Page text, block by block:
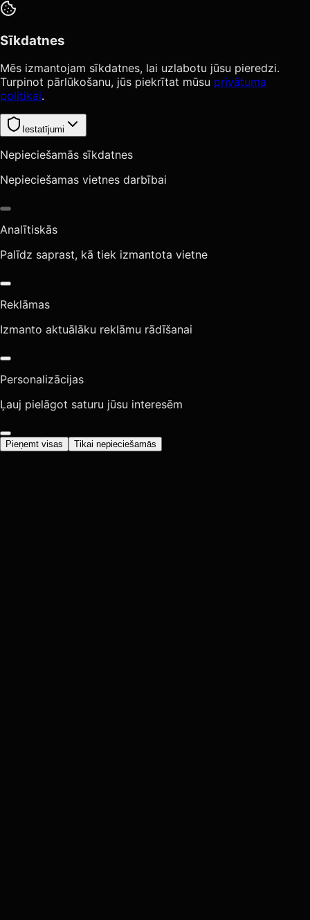
Sīkdatnes
Mēs izmantojam sīkdatnes, lai uzlabotu jūsu pieredzi.
Turpinot pārlūkošanu, jūs piekrītat mūsu privātuma
politikai.
Iestatījumi
Nepieciešamās sīkdatnes
Nepieciešamas vietnes darbībai
Analītiskās
Palīdz saprast, kā tiek izmantota vietne
Reklāmas
Izmanto aktuālāku reklāmu rādīšanai
Personalizācijas
Ļauj pielāgot saturu jūsu interesēm
Pieņemt visas Tikai nepieciešamās